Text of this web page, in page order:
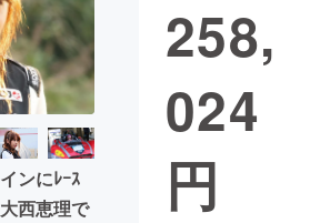
ー・ガジェット ゲーム・サ
起業
・地域活性化
ンにﾚｰｽ
西恵理で
258,
024
円